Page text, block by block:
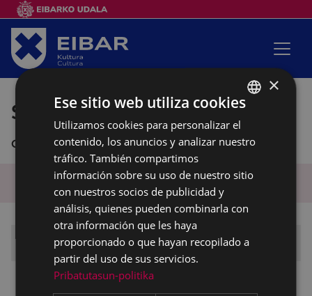
San Andrés
Galería de imágenes.
2025
Fiestas de Eibar
San Andrés
BASQUE
SPANISH
×
Ese sitio web utiliza cookies
Utilizamos cookies para personalizar el
contenido, los anuncios y analizar nuestro
tráfico. También compartimos
información sobre su uso de nuestro sitio
con nuestros socios de publicidad y
análisis, quienes pueden combinarla con
otra información que les haya
proporcionado o que hayan recopilado a
partir del uso de sus servicios.
Pribatutasun-politika